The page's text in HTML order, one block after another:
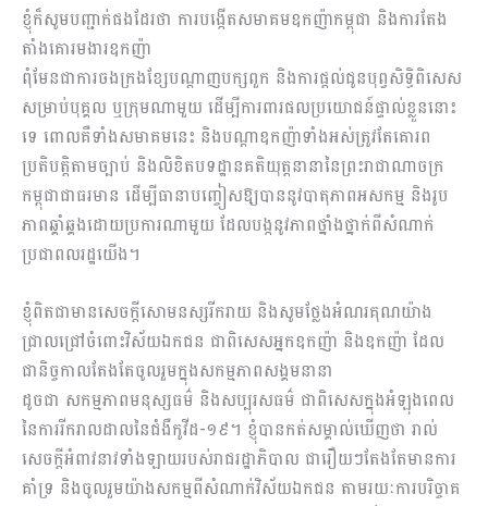
ខ្ញុំក៏សូមបញ្ជាក់ផងដែរថា ការបង្កើតសមាគមឧកញ៉ាកម្ពុជា និងការតែង
តាំងគោរមងារឧកញ៉ា
ពុំមែនជាការចងក្រងខ្សែបណ្តាញបក្សពួក និងការផ្តល់ជូនបុព្វសិទ្ធិពិសេស
សម្រាប់បុគ្គល ឬក្រុមណាមួយ ដើម្បីការពារផលប្រយោជន៍ផ្ទាល់ខ្លួននោះ
ទេ ពោលគឺទាំងសមាគមនេះ និងបណ្តាឧកញ៉ាទាំងអស់​ត្រូវតែគោរព
ប្រតិបត្តិតាមច្បាប់ និងលិខិតបទដ្ឋានគតិយុត្តនានា​នៃព្រះរាជាណាចក្រ
កម្ពុជាជាធរមាន ដើម្បីធានាបញ្ចៀស​ឱ្យបាននូវបាតុភាពអសកម្ម និងរូប
ភាពឆ្គាំឆ្គងដោយប្រការណាមួយ ដែលបង្កនូវភាពថ្នាំងថ្នាក់ពីសំណាក់
ប្រជាពលរដ្ឋយើង។
ខ្ញុំពិតជាមានសេចក្ដីសោមនស្សរីករាយ និងសូមថ្លែងអំណរគុណយ៉ាង​
ជ្រាល​ជ្រៅ​ចំពោះ​វិស័យ​ឯកជន ជា​ពិសេស​​​អ្នកឧកញ៉ា និងឧកញ៉ា ដែល
ជានិច្ចកាល​តែងតែចូលរួ​ម​ក្នុង​សកម្មភាពសង្គមនានា
​ដូចជា សកម្មភាពមនុស្សធម៌ និងសប្បុរសធម៌ ជាពិសេស​ក្នុងអំឡុង​ពេល​
នៃ​ការរីករាល​ដាល​នៃ​ជំងឺ​កូវីដ-១៩។ ខ្ញុំបាន​កត់សម្គាល់ឃើញថា រាល់
សេចក្ដីអំពាវនាវទាំងឡាយរប​ស់រាជរដ្ឋាភិបាល ជារឿយៗ​​តែងតែ​មាន​ការ​
គាំទ្រ និងចូលរួ​មយ៉ាង​សកម្មពីសំណាក់​វិស័យឯកជន​ តាមរយៈការបរិច្ចាគ